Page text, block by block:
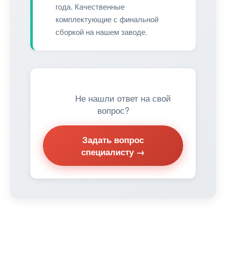
года. Качественные
комплектующие с финальной
сборкой на нашем заводе.
Не нашли ответ на свой
вопрос?
Задать вопрос
специалисту →